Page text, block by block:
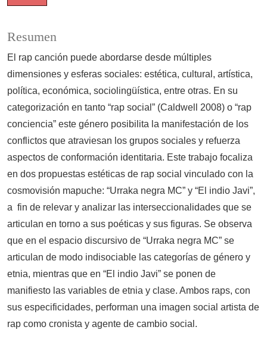
Resumen
El rap canción puede abordarse desde múltiples
dimensiones y esferas sociales: estética, cultural, artística,
política, económica, sociolingüística, entre otras. En su
categorización en tanto “rap social” (Caldwell 2008) o “rap
conciencia” este género posibilita la manifestación de los
conflictos que atraviesan los grupos sociales y refuerza
aspectos de conformación identitaria. Este trabajo focaliza
en dos propuestas estéticas de rap social vinculado con la
cosmovisión mapuche: “Urraka negra MC” y “El indio Javi”,
a fin de relevar y analizar las interseccionalidades que se
articulan en torno a sus poéticas y sus figuras. Se observa
que en el espacio discursivo de “Urraka negra MC” se
articulan de modo indisociable las categorías de género y
etnia, mientras que en “El indio Javi” se ponen de
manifiesto las variables de etnia y clase. Ambos raps, con
sus especificidades, performan una imagen social artista de
rap como cronista y agente de cambio social.